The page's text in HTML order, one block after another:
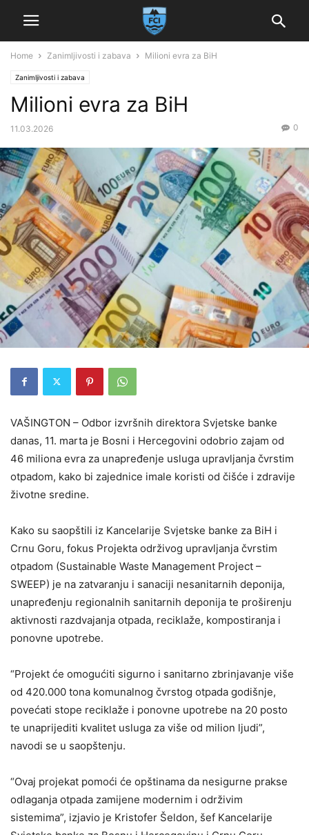
Home Zanimljivosti i zabava Milioni evra za BiH
Zanimljivosti i zabava
Milioni evra za BiH
11.03.2026 0
VAŠINGTON – Odbor izvršnih direktora Svjetske banke
danas, 11. marta je Bosni i Hercegovini odobrio zajam od
46 miliona evra za unapređenje usluga upravljanja čvrstim
otpadom, kako bi zajednice imale koristi od čišće i zdravije
životne sredine.
Kako su saopštili iz Kancelarije Svjetske banke za BiH i
Crnu Goru, fokus Projekta održivog upravljanja čvrstim
otpadom (Sustainable Waste Management Project –
SWEEP) je na zatvaranju i sanaciji nesanitarnih deponija,
unapređenju regionalnih sanitarnih deponija te proširenju
aktivnosti razdvajanja otpada, reciklaže, kompostiranja i
ponovne upotrebe.
“Projekt će omogućiti sigurno i sanitarno zbrinjavanje više
od 420.000 tona komunalnog čvrstog otpada godišnje,
povećati stope reciklaže i ponovne upotrebe na 20 posto
te unaprijediti kvalitet usluga za više od milion ljudi”,
navodi se u saopštenju.
“Ovaj projekat pomoći će opštinama da nesigurne prakse
odlaganja otpada zamijene modernim i održivim
sistemima”, izjavio je Kristofer Šeldon, šef Kancelarije